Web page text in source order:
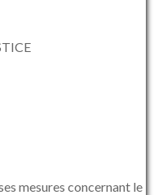
mesures concernant le